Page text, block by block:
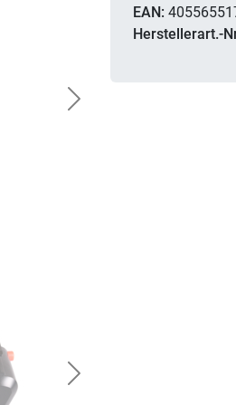
Next
Next
EAN:
Herstellerart.-